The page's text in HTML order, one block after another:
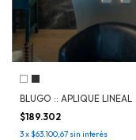
BLUGO :: APLIQUE LINEAL
$189.302
3x$63.100,67 sin interés